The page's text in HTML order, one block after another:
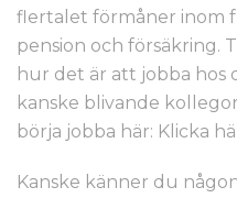
flertalet förmåner inom
pension och försäkring.
hur det är att jobba hos
kanske blivande
börja jobba här: Klicka
Kanske känner du